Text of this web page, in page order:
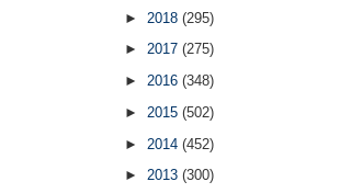
► 2018(295)
►2017(275)
►2016(348)
► 2015(502)
► 2014(452)
►2013(300)